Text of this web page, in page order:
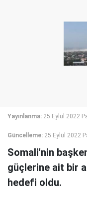
Yayınlanma: 25 Eylül 2022
Güncelleme: 25 Eylül 2022
Somali'nin
güçlerine ait bir
hedefi oldu.